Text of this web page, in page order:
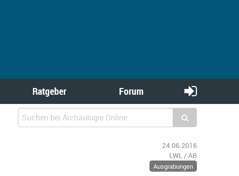
Ratgeber Forum
24.06.2016
LWL / AB
Ausgrabungen